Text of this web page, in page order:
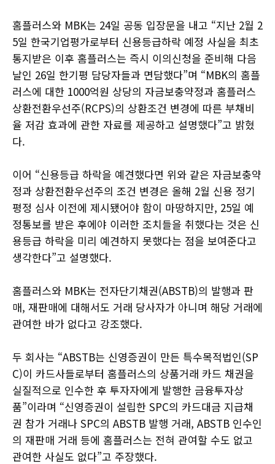
홈플러스와 MBK는 24일 공동 입장문을 내고 “지난 2월 2
5일 한국기업평가로부터 신용등급하락 예정 사실을 최초
통지받은 이후 홈플러스는 즉시 이의신청을 준비해 다음
날인 26일 한기평 담당자들과 면담했다”며 “MBK의 홈플
러스에 대한 1000억원 상당의 자금보충약정과 홈플러스
상환전환우선주(RCPS)의 상환조건 변경에 따른 부채비
율 저감 효과에 관한 자료를 제공하고 설명했다”고 밝혔
다.
이어 “신용등급 하락을 예견했다면 위와 같은 자금보충약
정과 상환전환우선주의 조건 변경은 올해 2월 신용 정기
평정 심사 이전에 제시됐어야 함이 마땅하지만, 25일 예
정통보를 받은 후에야 이러한 조치들을 취했다는 것은 신
용등급 하락을 미리 예견하지 못했다는 점을 보여준다고
생각한다”고 설명했다.
홈플러스와 MBK는 전자단기채권(ABSTB)의 발행과 판
매, 재판매에 대해서도 거래 당사자가 아니며 해당 거래에
관여한 바가 없다고 강조했다.
두 회사는 “ABSTB는 신영증권이 만든 특수목적법인(SP
C)이 카드사들로부터 홈플러스의 상품거래 카드 채권을
실질적으로 인수한 후 투자자에게 발행한 금융투자상
품”이라며 “신영증권이 설립한 SPC의 카드대금 지급채
권 참가 거래나 SPC의 ABSTB 발행 거래, ABSTB 인수인
의 재판매 거래 등에 홈플러스는 전혀 관여할 수도 없고
관여한 사실도 없다”고 주장했다.